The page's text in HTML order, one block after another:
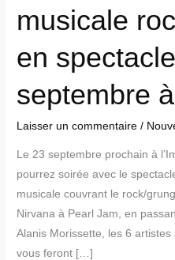
musicale
en
septembre
Laisser un commentaire /
Le 23 septembre prochain à
pourrez soirée avec le
musicale couvrant le rock/
Nirvana à Pearl Jam, en
Alanis Morissette, les 6
vous feront […]
Québec